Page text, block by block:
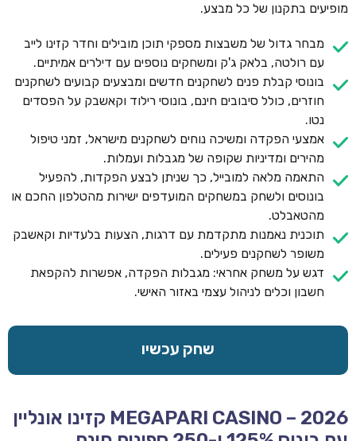
מופיעים בתקנון של כל מבצע.
מבחר גדול של משבצות מספקי תוכן מובילים וחדר קזינו לייב
עם רולטה, בלאק ג'ק ומשחקים נוספים עם דילרים אמיתיים.
בונוסי קבלת פנים לשחקנים חדשים ומבצעים קבועים לשחקנים
חוזרים, כולל סיבובים חינם, בונוסי רילוד וקאשבק על הפסדים
נטו.
אמצעי הפקדה ומשיכה נוחים לשחקנים מישראל, זמני טיפול
מהירים ומדיניות שקופה של מגבלות ועמלות.
התאמה מלאה למובייל, כך שניתן לבצע הפקדות, להפעיל
בונוסים ולשחק במשחקים המועדפים ישירות מהטלפון החכם או
מהטאבלט.
תוכנית נאמנות מתקדמת עם דרגות, הצעות בלעדיות וקאשבק
משופר לשחקנים פעילים.
דגש על משחק אחראי: מגבלות הפקדה, אפשרות להקפאת
חשבון וכלים לניהול עצמי באזור האישי.
שחק עכשיו
MEGAPARI CASINO – 2026 קזינו אונליין